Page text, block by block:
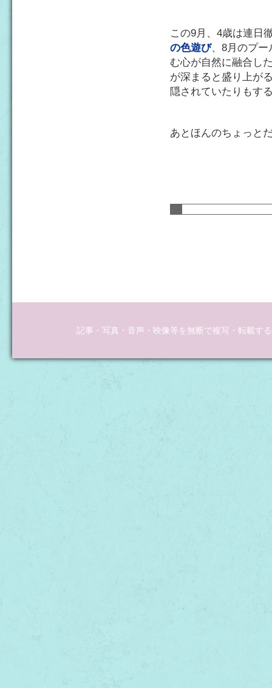
この9月、4歳は連日
の色遊び、8月のプー
む心が自然に融合し
が深まると盛り上が
隠されていたりもす
あとほんのちょっと
記事・写真・音声・映像等を無断で複写・転載